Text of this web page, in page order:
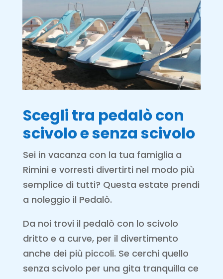
Scegli tra pedalòcon
scivolo e senza scivolo
Sei in vacanza con la tua famiglia a
Rimini e vorresti divertirti nel modo più
semplice di tutti? Questa estate prendi
a noleggio il Pedalò.
Da noi trovi il pedalò con lo scivolo
dritto e a curve, per il divertimento
anche dei più piccoli. Se cerchi quello
senza scivolo per una gita tranquilla ce